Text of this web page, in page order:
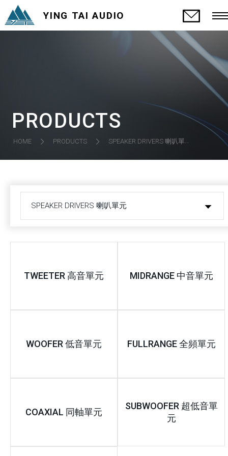
YING TAI AUDIO
PRODUCTS
HOME PRODUCTS SPEAKER DRIVERS 喇叭單元
SPEAKER DRIVERS 喇叭單元
TWEETER 高音單元 MIDRANGE 中音單元
WOOFER 低音單元 FULLRANGE 全頻單元
COAXIAL 同軸單元
SUBWOOFER 超低音單
元